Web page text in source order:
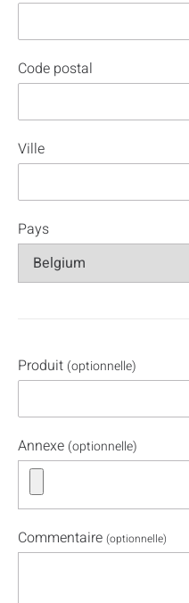
Code postal
Ville
Pays
Produit (optionnelle)
Annexe (optionnelle)
Commentaire (optionnelle)